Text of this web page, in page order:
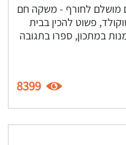
מושלם לחורף - משקה חם
פשוט להכין בבית
הכמות מספיקה לכ-2 מנות במתכון, ספרו בתגובה
8399